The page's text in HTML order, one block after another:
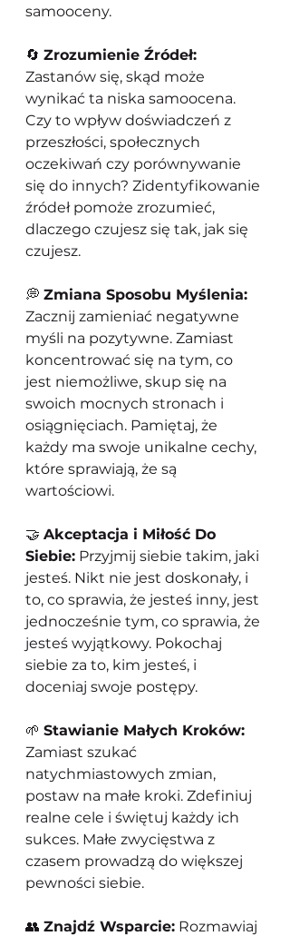
samooceny.
🔄 Zrozumienie Źródeł:
Zastanów się, skąd może
wynikać ta niska samoocena.
Czy to wpływ doświadczeń z
przeszłości, społecznych
oczekiwań czy porównywanie
się do innych? Zidentyfikowanie
źródeł pomoże zrozumieć,
dlaczego czujesz się tak, jak się
czujesz.
💭 Zmiana Sposobu Myślenia:
Zacznij zamieniać negatywne
myśli na pozytywne. Zamiast
koncentrować się na tym, co
jest niemożliwe, skup się na
swoich mocnych stronach i
osiągnięciach. Pamiętaj, że
każdy ma swoje unikalne cechy,
które sprawiają, że są
wartościowi.
🤝 Akceptacja i Miłość Do
Siebie: Przyjmij siebie takim, jaki
jesteś. Nikt nie jest doskonały, i
to, co sprawia, że jesteś inny, jest
jednocześnie tym, co sprawia, że
jesteś wyjątkowy. Pokochaj
siebie za to, kim jesteś, i
doceniaj swoje postępy.
🌱 Stawianie Małych Kroków:
Zamiast szukać
natychmiastowych zmian,
postaw na małe kroki. Zdefiniuj
realne cele i świętuj każdy ich
sukces. Małe zwycięstwa z
czasem prowadzą do większej
pewności siebie.
👥 Znajdź Wsparcie: Rozmawiaj